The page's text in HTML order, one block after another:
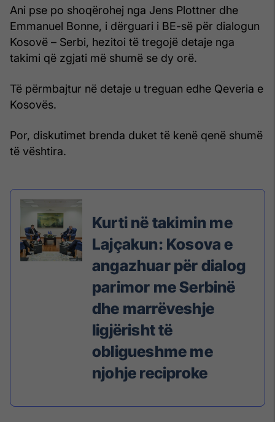
Ani pse po shoqërohej nga Jens Plottner dhe
Emmanuel Bonne, i dërguari i BE-së për dialogun
Kosovë – Serbi, hezitoi të tregojë detaje nga
takimi që zgjati më shumë se dy orë.
Të përmbajtur në detaje u treguan edhe Qeveria e
Kosovës.
Por, diskutimet brenda duket të kenë qenë shumë
të vështira.
Kurti në takimin me
Lajçakun: Kosova e
angazhuar për dialog
parimor me Serbinë
dhe marrëveshje
ligjërisht të
obligueshme me
njohje reciproke